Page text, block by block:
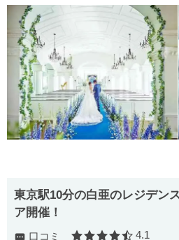
東京駅10分の白亜のレジデン
ア開催！
口コミ 4.1